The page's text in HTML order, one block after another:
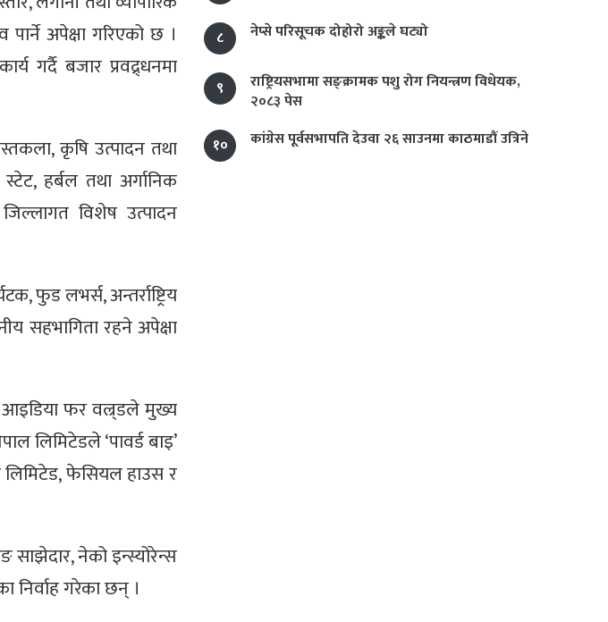
पार्ने अपेक्षा गरिएको छ ।
गर्दै बजार प्रवद्र्धनमा
कृषि उत्पादन तथा
हर्बल तथा अर्गानिक
जिल्लागत विशेष उत्पादन
फुड लभर्स, अन्तर्राष्ट्रिय
सहभागिता रहने अपेक्षा
आइडिया फर वल्र्डले मुख्य
लिमिटेडले ‘पावर्ड बाइ’
लिमिटेड, फेसियल हाउस र
साझेदार, नेको इन्स्योरेन्स
निर्वाह गरेका छन् ।
८ नेप्से परिसूचक दोहोरो अङ्कले घट्यो
९
राष्ट्रियसभामा सङ्क्रामक पशु रोग नियन्त्रण विधेयक,
२०८३ पेस
१०
कांग्रेस पूर्वसभापति देउवा २६ साउनमा काठमाडौं उत्रिने